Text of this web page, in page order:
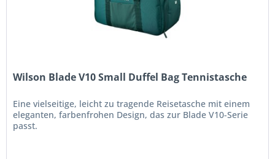
Wilson Blade V10 Small Duffel Bag Tennistasche
Eine vielseitige, leicht zu tragende Reisetasche mit einem
eleganten, farbenfrohen Design, das zur Blade V10-Serie
passt.